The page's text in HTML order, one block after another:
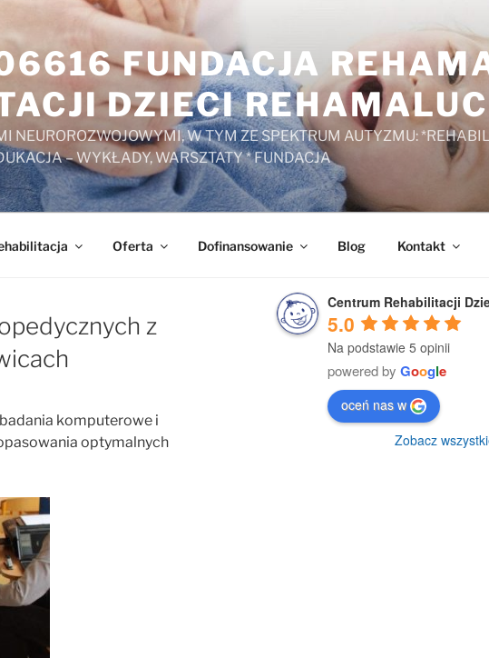
FUNDACJA
DZIECI
W TYM ZE SPEKTRUM AUTYZMU:
– WYKŁADY, WARSZTATY * FUNDACJA
Oferta Dofinansowanie Blog Kontakt
z
komputerowe i
optymalnych
Centrum Rehabilitacji
5.0
Na podstawie 5 opinii
powered byGoogle
oceń nas w
Zobacz